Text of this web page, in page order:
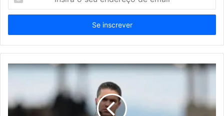
seu
de
email